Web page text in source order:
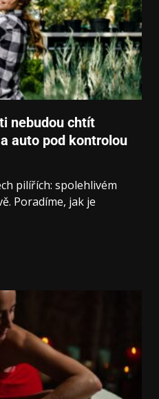
nebudou chtít
auto pod kontrolou
pilířích: spolehlivém
Poradíme, jak je